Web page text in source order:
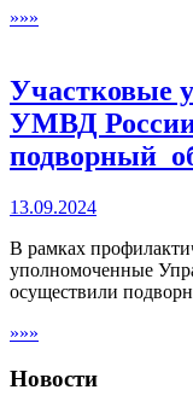
»»»
Участковые
УМВД России
подворный
13.09.2024
В рамках
уполномоченные
осуществили
»»»
Новости